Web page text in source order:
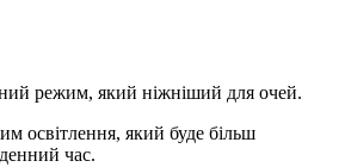
режим, який ніжніший для очей.
освітлення, який буде більш
час.